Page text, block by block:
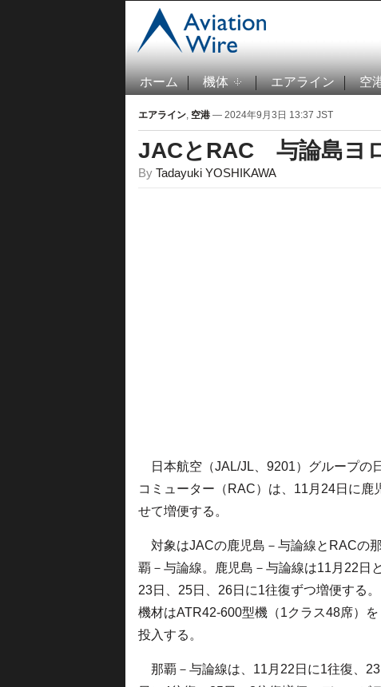
ホーム 機体 エアライン 空
エアライン, 空港 — 2024年9月3日 13:37 JST
JACとRAC 与論島ヨ
By Tadayuki YOSHIKAWA
日本航空（JAL/JL、9201）グループの
コミューター（RAC）は、11月24日に
せて増便する。
対象はJACの鹿児島－与論線とRACの那
覇－与論線。鹿児島－与論線は11月22日と
23日、25日、26日に1往復ずつ増便する。
機材はATR42-600型機（1クラス48席）を
投入する。
那覇－与論線は、11月22日に1往復、23